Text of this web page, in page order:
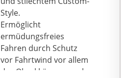
Style.
Ermöglicht
ermüdungsfreies
Fahren durch Schutz
vor Fahrtwind vor allem
des Oberkkörpers und